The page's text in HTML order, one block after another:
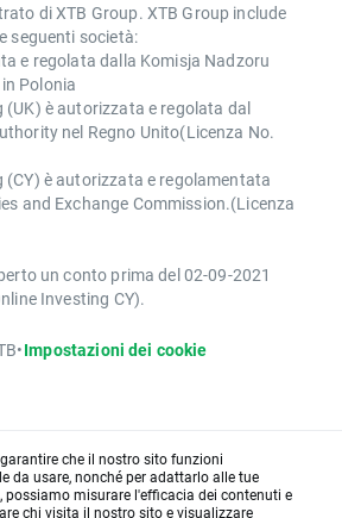
di XTB Group. XTB Group include
seguenti società:
e regolata dalla Komisja Nadzoru
Polonia
(UK) è autorizzata e regolata dal
nel Regno Unito(Licenza No.
(CY) è autorizzata e regolamentata
and Exchange Commission.(Licenza
un conto prima del 02-09-2021
Investing CY).
•Impostazioni dei cookie
che il nostro sito funzioni
da usare, nonché per adattarlo alle tue
possiamo misurare l'efficacia dei contenuti e
chi visita il nostro sito e visualizzare